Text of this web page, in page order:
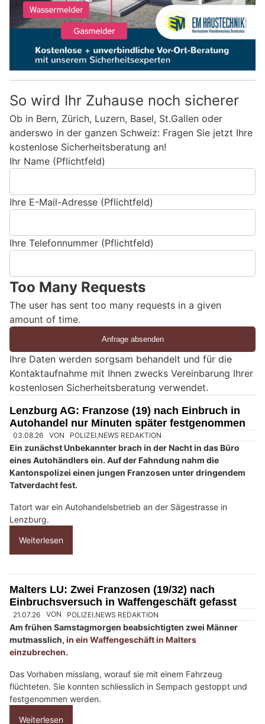
So wird Ihr Zuhause noch sicherer
Ob in Bern, Zürich, Luzern, Basel, St.Gallen oder
anderswo in der ganzen Schweiz: Fragen Sie jetzt Ihre
kostenlose Sicherheitsberatung an!
Ihr Name (Pflichtfeld)
Ihre E-Mail-Adresse (Pflichtfeld)
Ihre Telefonnummer (Pflichtfeld)
Too Many Requests
The user has sent too many requests in a given
amount of time.
Ihre Daten werden sorgsam behandelt und für die
Kontaktaufnahme mit Ihnen zwecks Vereinbarung Ihrer
kostenlosen Sicherheitsberatung verwendet.
Lenzburg AG: Franzose (19) nach Einbruch in
Autohandel nur Minuten später festgenommen
03.08.26 VON POLIZEI.NEWS REDAKTION
Ein zunächst Unbekannter brach in der Nacht in das Büro
eines Autohändlers ein. Auf der Fahndung nahm die
Kantonspolizei einen jungen Franzosen unter dringendem
Tatverdacht fest.
Tatort war ein Autohandelsbetrieb an der Sägestrasse in
Lenzburg.
Weiterlesen
Malters LU: Zwei Franzosen (19/32) nach
Einbruchsversuch in Waffengeschäft gefasst
21.07.26 VON POLIZEI.NEWS REDAKTION
mutmasslich, in ein Waffengeschäft in Malters
einzubrechen
Das Vorhaben misslang, worauf sie mit einem Fahrzeug
flüchteten. Sie konnten schliesslich in Sempach gestoppt und